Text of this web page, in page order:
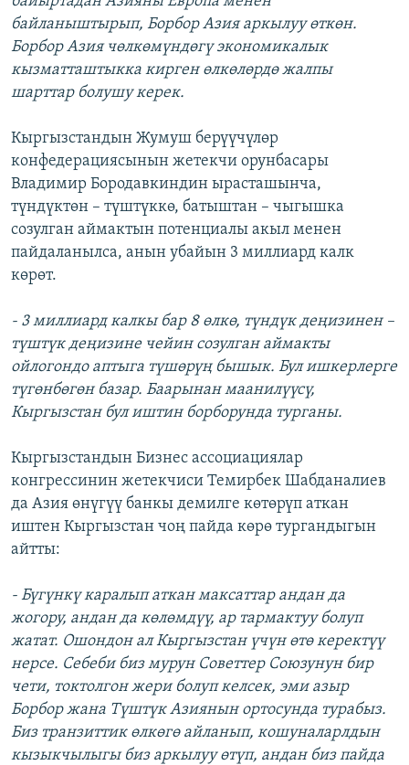
байланыштырып, Борбор Азия аркылуу өткөн.
Борбор Азия чөлкөмүндөгү экономикалык
кызматташтыкка кирген өлкөлөрдө жалпы
шарттар болушу керек.
Кыргызстандын Жумуш берүүчүлөр
конфедерациясынын жетекчи орунбасары
Владимир Бородавкиндин ырасташынча,
түндүктөн – түштүккө, батыштан – чыгышка
созулган аймактын потенциалы акыл менен
пайдаланылса, анын убайын 3 миллиард калк
көрөт.
- 3 миллиард калкы бар 8 өлкө, түндүк деңизинен –
түштүк деңизине чейин созулган аймакты
ойлогондо аптыга түшөрүң бышык. Бул ишкерлерге
түгөнбөгөн базар. Баарынан маанилүүсү,
Кыргызстан бул иштин борборунда турганы.
Кыргызстандын Бизнес ассоциациялар
конгрессинин жетекчиси Темирбек Шабданалиев
да Азия өнүгүү банкы демилге көтөрүп аткан
иштен Кыргызстан чоң пайда көрө тургандыгын
айтты:
- Бүгүнкү каралып аткан максаттар андан да
жогору, андан да көлөмдүү, ар тармактуу болуп
жатат. Ошондон ал Кыргызстан үчүн өтө керектүү
нерсе. Себеби биз мурун Советтер Союзунун бир
чети, токтолгон жери болуп келсек, эми азыр
Борбор жана Түштүк Азиянын ортосунда турабыз.
Биз транзиттик өлкөгө айланып, кошуналарлдын
кызыкчылыгы биз аркылуу өтүп, андан биз пайда